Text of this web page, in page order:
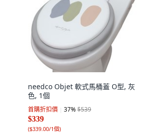
needco Objet 軟式馬桶蓋 O型, 灰
色, 1個
首購折扣價 37%$539
$339
($339.00/1個)